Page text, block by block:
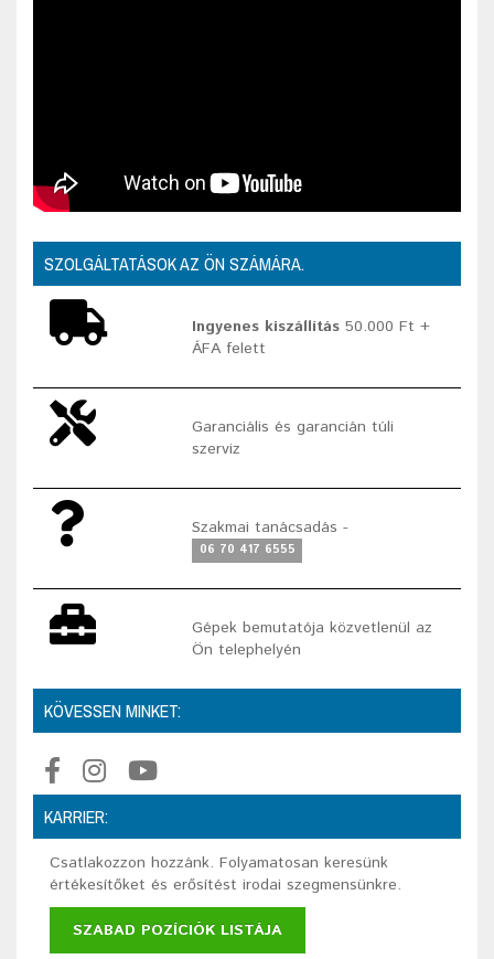
SZOLGÁLTATÁSOK AZ ÖN SZÁMÁRA.
Ingyenes kiszállítás 50.000 Ft +
ÁFA felett
Garanciális és garancián túli
szerviz
Szakmai tanácsadás -
06 70 417 6555
Gépek bemutatója közvetlenül az
Ön telephelyén
KÖVESSEN MINKET:
KARRIER:
Csatlakozzon hozzánk. Folyamatosan keresünk
értékesítőket és erősítést irodai szegmensünkre.
SZABAD POZÍCIÓK LISTÁJA